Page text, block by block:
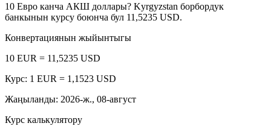
10 Евро канча АКШ доллары? Kyrgyzstan борбордук
банкынын курсу боюнча бул 11,5235 USD.
Конвертациянын жыйынтыгы
10 EUR = 11,5235 USD
Курс: 1 EUR = 1,1523 USD
Жаңыланды: 2026-ж., 08-август
Курс калькулятору